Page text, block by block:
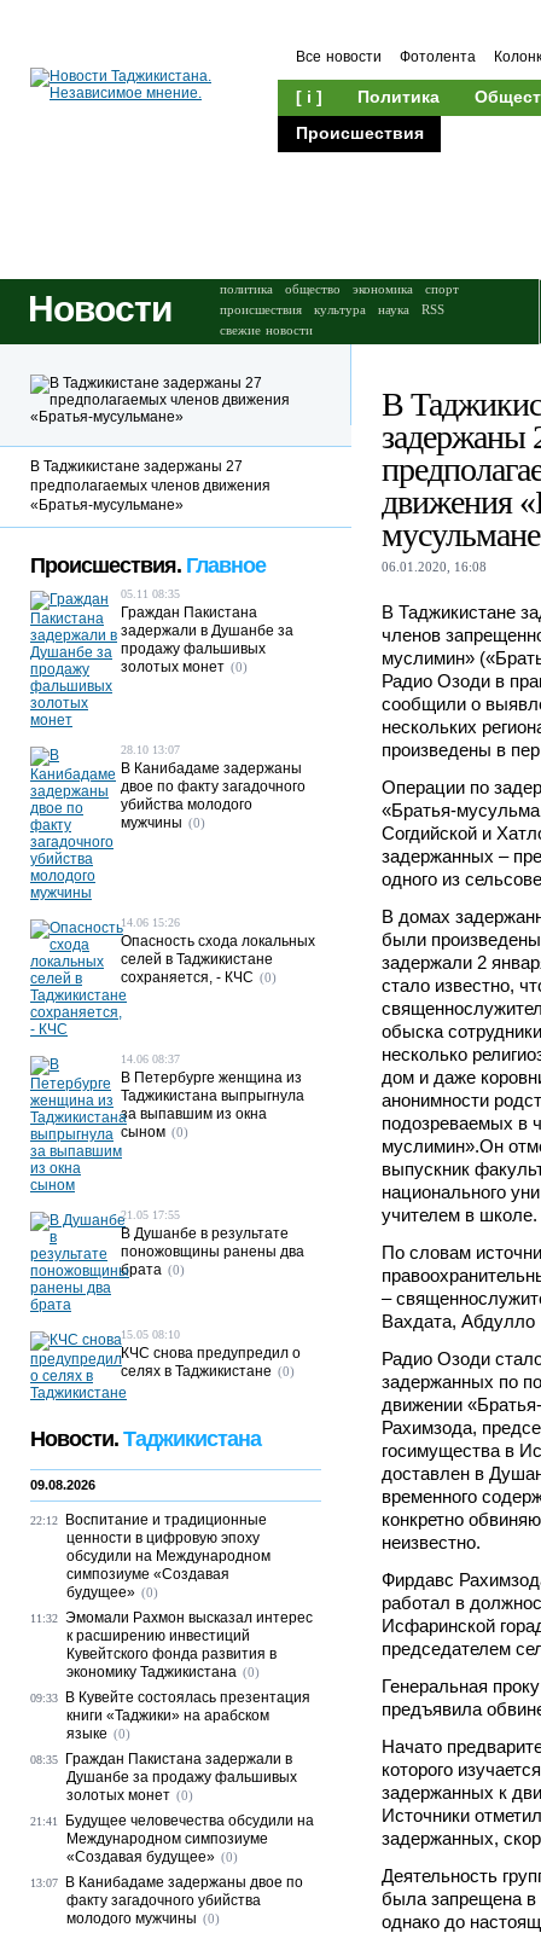
Все новости Фотолента
[ i ] Политика
Происшествия
Новости политика общество экономика
спорт
происшествия
культура наука
RSS
свежие новости
В
задержаны
движения
06.01.2020, 16:08
В Таджикистане
членов
муслимин»
Радио Озоди в
сообщили о
нескольких
произведены в
Операции по
«Братья-
Согдийской и
задержанных –
одного из
В домах
были
задержали 2
стало известно,
обыска
несколько
дом и даже
анонимности
подозреваемых в
муслимин».Он
выпускник
национального
учителем в школе.
По словам
–
Вахдата, Абдулло
Радио Озоди
задержанных по
движении
Рахимзода,
госимущества в
доставлен в
временного
конкретно
неизвестно.
Фирдавс
работал в
Исфаринской
председателем
Генеральная
предъявила
Начато
которого
задержанных к
Источники
задержанных,
Деятельность
была запрещена в
однако до
В Таджикистане задержаны 27
предполагаемых членов движения
«Братья-мусульмане»
Происшествия. Главное
05.11 08:35
Граждан Пакистана
задержали в Душанбе за
продажу фальшивых
золотых монет (0)
28.10 13:07
В Канибадаме задержаны
двое по факту загадочного
убийства молодого
мужчины (0)
14.06 15:26
Опасность схода локальных
селей в Таджикистане
сохраняется, - КЧС (0)
14.06 08:37
В Петербурге женщина из
Таджикистана выпрыгнула
за выпавшим из окна
сыном (0)
21.05 17:55
В Душанбе в результате
поножовщины ранены два
брата (0)
15.05 08:10
КЧС снова предупредил о
селях в Таджикистане (0)
Новости. Таджикистана
09.08.2026
22:12
Воспитание и традиционные
ценности в цифровую эпоху
обсудили на Международном
симпозиуме «Создавая
будущее» (0)
11:32 Эмомали Рахмон высказал интерес
к расширению инвестиций
Кувейтского фонда развития в
экономику Таджикистана (0)
09:33
В Кувейте состоялась презентация
книги «Таджики» на арабском
языке (0)
08:35
Граждан Пакистана задержали в
Душанбе за продажу фальшивых
золотых монет (0)
21:41
Будущее человечества обсудили на
Международном симпозиуме
«Создавая будущее» (0)
13:07
В Канибадаме задержаны двое по
факту загадочного убийства
молодого мужчины (0)